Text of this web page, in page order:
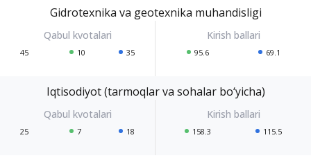
Gidrotexnika va geotexnika muhandisligi
45 10 35 95.6 69.1
Iqtisodiyot (tarmoqlar va sohalar bo‘yicha)
25 7 18 158.3 115.5